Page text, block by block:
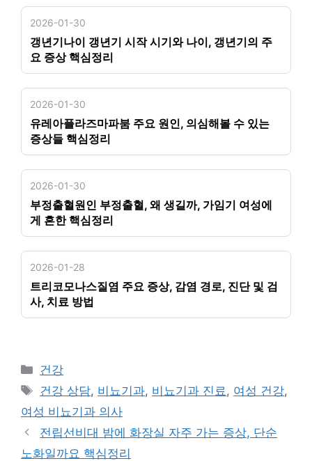
2026-01-30
갱년기나이 갱년기 시작 시기와 나이, 갱년기의 주
요 증상 핵심정리
2026-01-30
유레아플라즈마파붐 주요 원인, 의심해볼 수 있는
증상들 핵심정리
2026-01-30
부정출혈원인 부정출혈, 왜 생길까, 가임기 여성에
게 흔한 핵심정리
2026-01-28
트리코모나스질염 주요 증상, 감염 경로, 진단 및 검
사, 치료 방법
카
테
리
건강
태
그
건강 상담, 비뇨기과, 비뇨기과 진료 , 여성 건강,
여성 비뇨기과 의사
전립선비대 밤에 화장실 자주 가는 증상, 단순
노화일까요 핵심정리